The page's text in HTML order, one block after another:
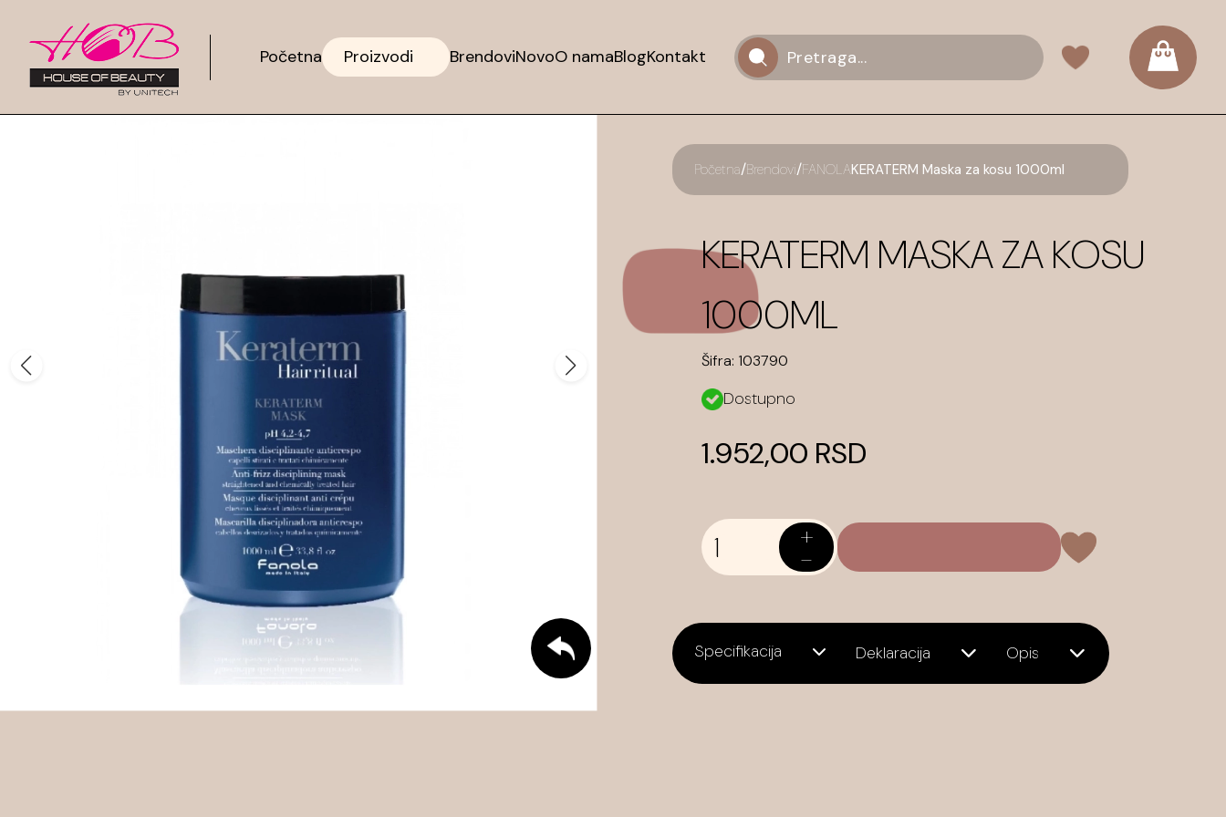
Početna Proizvodi BrendoviNovoO namaBlogKontakt
Početna/Brendovi/FANOLAKERATERM Maska za kosu 1000ml
KERATERM MASKA ZA KOSU
1000ML
Šifra: 103790
Dostupno
1.952,00 RSD
+
-
Specifikacija Deklaracija Opis